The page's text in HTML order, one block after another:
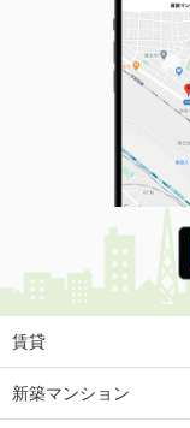
宮城県仙台市太白
価 格
住
専有
間取
宮城県仙台市太白
価 格
住
専有
宮城県仙台市青葉区
賃貸
新築マンション